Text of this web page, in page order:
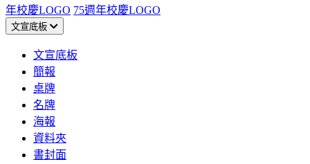
年校慶LOGO 75週年校慶LOGO
文宣底板
文宣底板
簡報
桌牌
名牌
海報
資料夾
書封面